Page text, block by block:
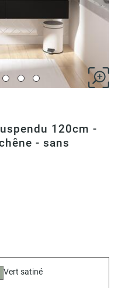
120cm -
- sans
Vert satiné